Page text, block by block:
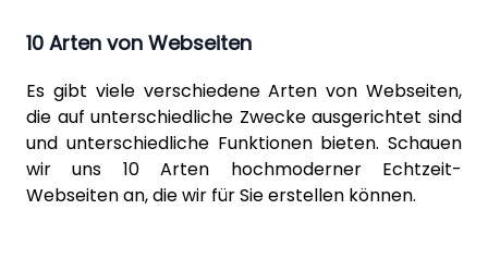
10 Arten von Webseiten
Es gibt viele verschiedene Arten von Webseiten,
die auf unterschiedliche Zwecke ausgerichtet sind
und unterschiedliche Funktionen bieten. Schauen
wir uns 10 Arten hochmoderner Echtzeit-
Webseiten an, die wir für Sie erstellen können.